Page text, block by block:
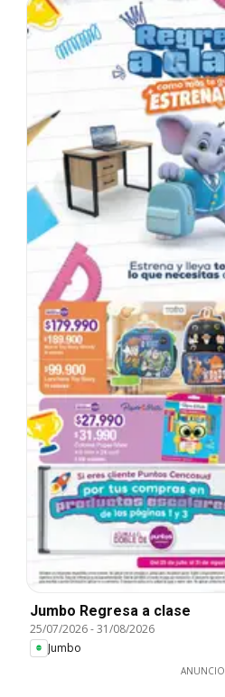
Jumbo Regresa a clase
25/07/2026-31/08/2026
Jumbo
ANUNCIO